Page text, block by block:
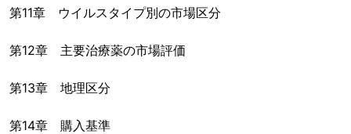
第11章 ウイルスタイプ別の市場区分
第12章 主要治療薬の市場評価
第13章 地理区分
第14章 購入基準